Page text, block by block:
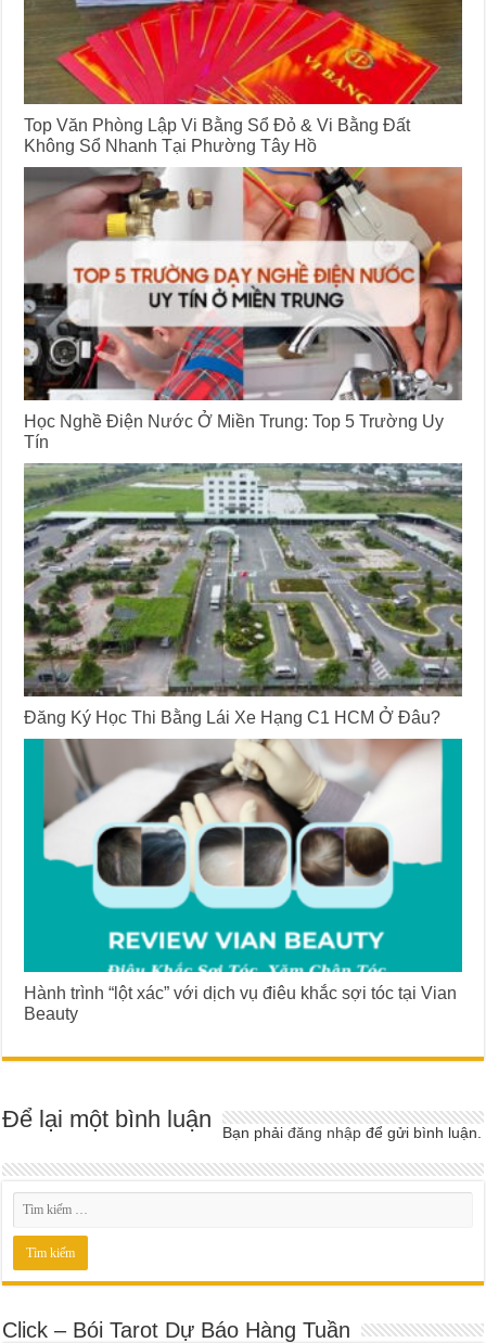
Top Văn Phòng Lập Vi Bằng Sổ Đỏ & Vi Bằng Đất
Không Sổ Nhanh Tại Phường Tây Hồ
Học Nghề Điện Nước Ở Miền Trung: Top 5 Trường Uy
Tín
Đăng Ký Học Thi Bằng Lái Xe Hạng C1 HCM Ở Đâu?
Hành trình “lột xác” với dịch vụ điêu khắc sợi tóc tại Vian
Beauty
Để lại một bình luận Bạn phảiđăng nhập để gửi bình luận.
Click – Bói Tarot Dự Báo Hàng Tuần